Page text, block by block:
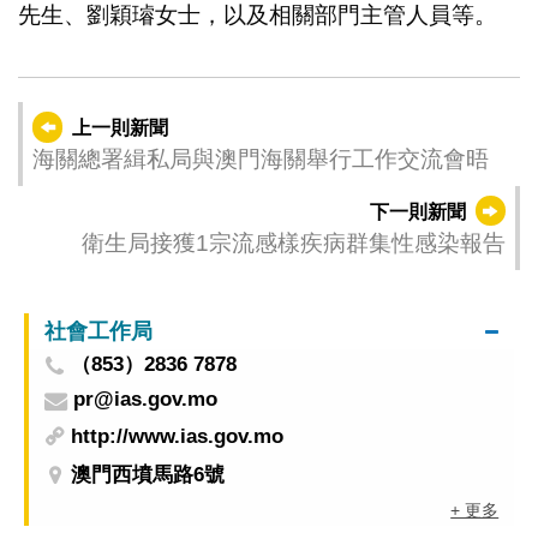
先生、劉穎璿女士，以及相關部門主管人員等。
上一則新聞
海關總署緝私局與澳門海關舉行工作交流會晤
下一則新聞
衛生局接獲1宗流感樣疾病群集性感染報告
社會工作局
（853）2836 7878
pr@ias.gov.mo
http://www.ias.gov.mo
澳門西墳馬路6號
+ 更多